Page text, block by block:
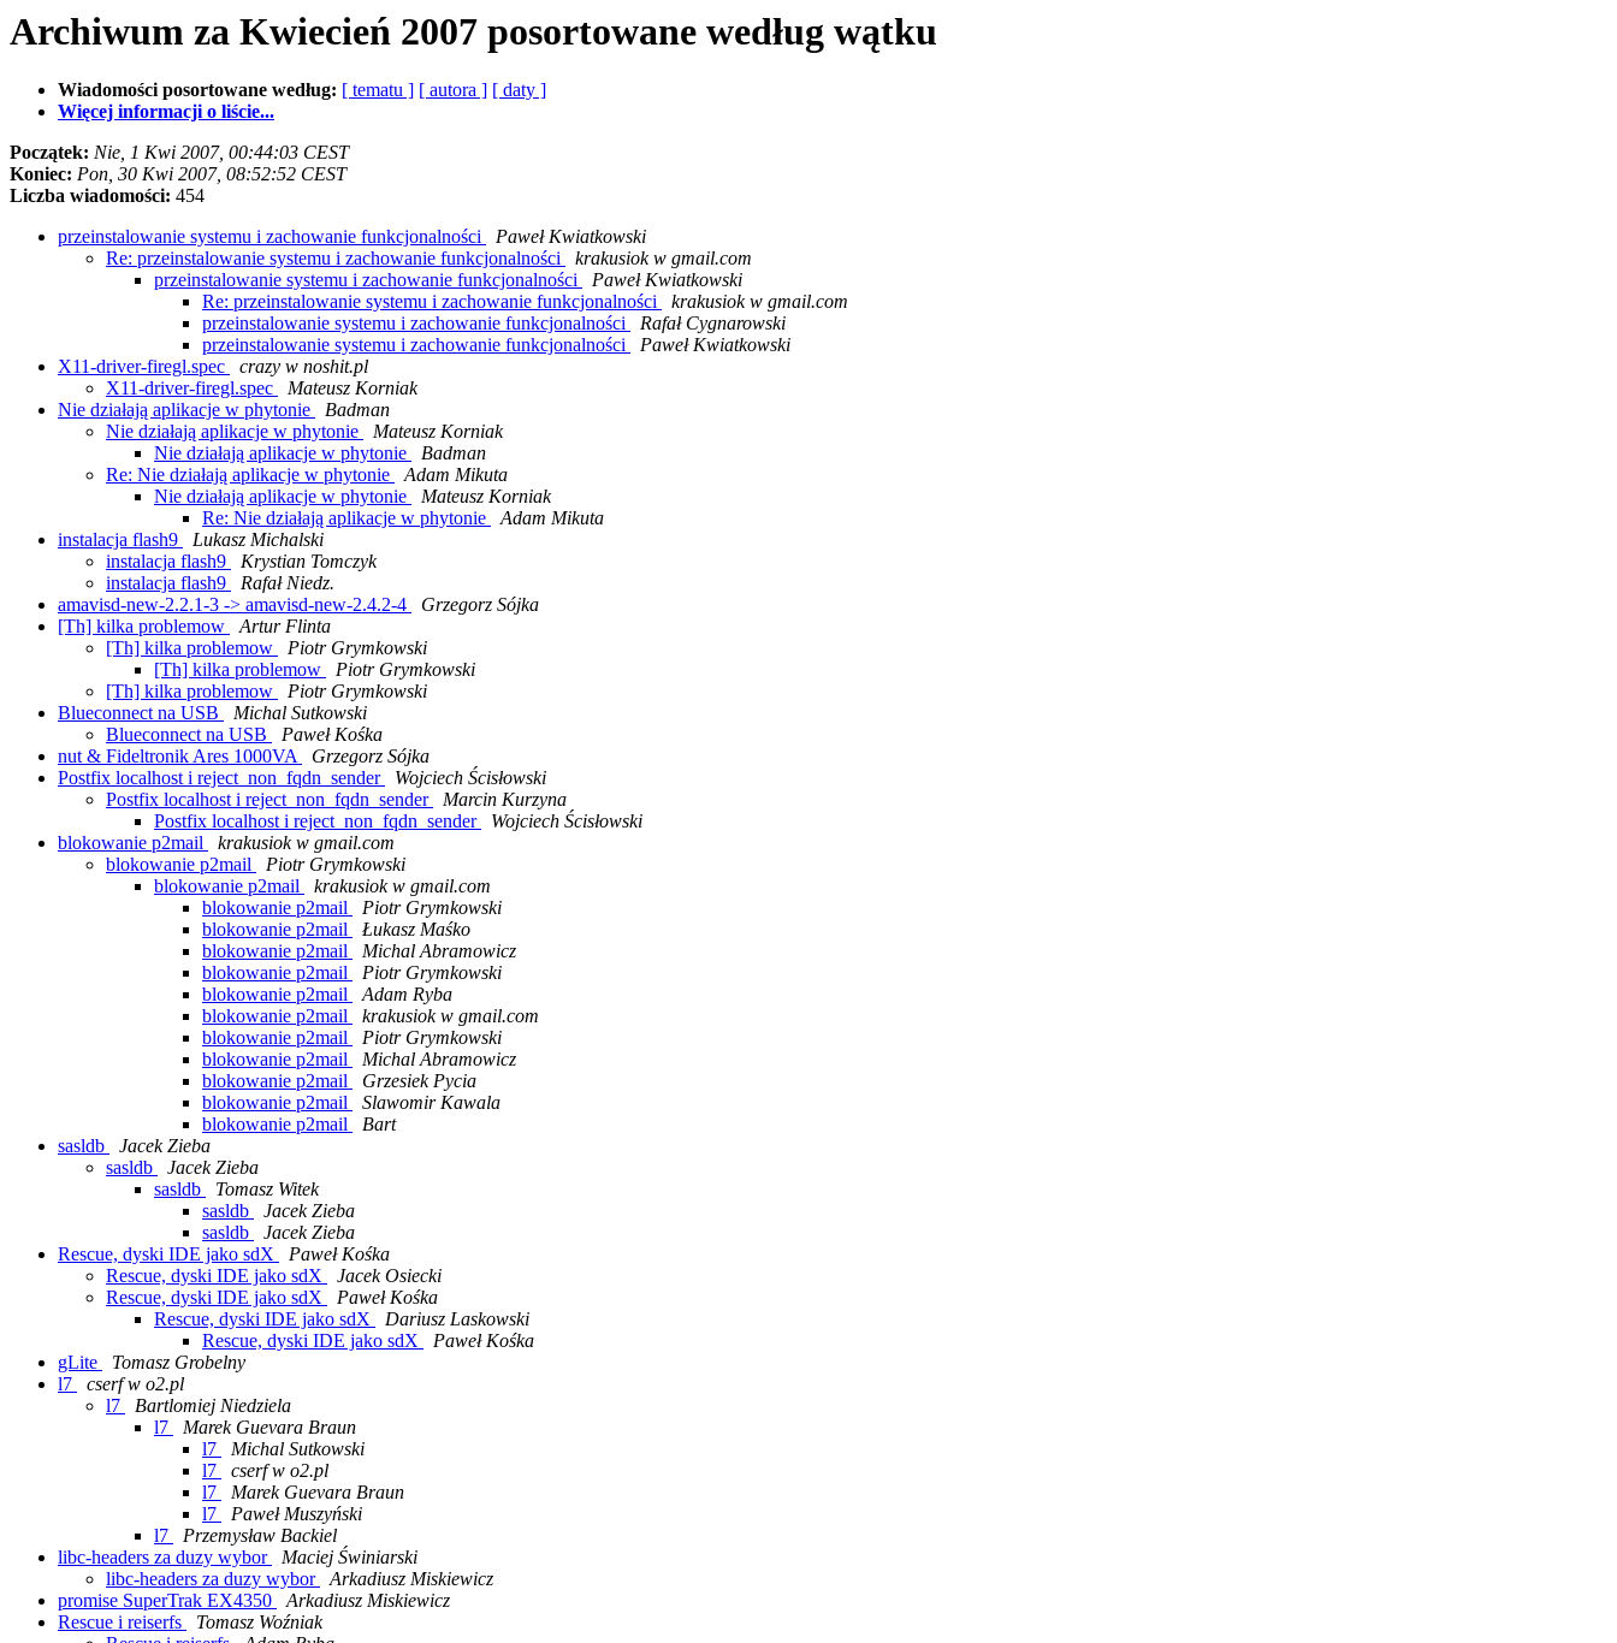
Archiwum za Kwiecień 2007 posortowane według wątku
Wiadomości posortowane według: [ tematu ] [ autora ] [ daty ]
Więcej informacji o liście...
Początek: Nie, 1 Kwi 2007, 00:44:03 CEST
Koniec: Pon, 30 Kwi 2007, 08:52:52 CEST
Liczba wiadomości: 454
przeinstalowanie systemu i zachowanie funkcjonalności
Paweł Kwiatkowski
Re: przeinstalowanie systemu i zachowanie funkcjonalności
krakusiok w gmail.com
przeinstalowanie systemu i zachowanie funkcjonalności
Paweł Kwiatkowski
Re: przeinstalowanie systemu i zachowanie funkcjonalności
krakusiok w gmail.com
przeinstalowanie systemu i zachowanie funkcjonalności
Rafał Cygnarowski
przeinstalowanie systemu i zachowanie funkcjonalności
Paweł Kwiatkowski
X11-driver-firegl.spec
crazy w noshit.pl
X11-driver-firegl.spec
Mateusz Korniak
Nie działają aplikacje w phytonie
Badman
Nie działają aplikacje w phytonie
Mateusz Korniak
Nie działają aplikacje w phytonie
Badman
Re: Nie działają aplikacje w phytonie
Adam Mikuta
Nie działają aplikacje w phytonie
Mateusz Korniak
Re: Nie działają aplikacje w phytonie
Adam Mikuta
instalacja flash9
Lukasz Michalski
instalacja flash9
Krystian Tomczyk
instalacja flash9
Rafał Niedz.
amavisd-new-2.2.1-3 -> amavisd-new-2.4.2-4
Grzegorz Sójka
[Th] kilka problemow
Artur Flinta
[Th] kilka problemow
Piotr Grymkowski
[Th] kilka problemow
Piotr Grymkowski
[Th] kilka problemow
Piotr Grymkowski
Blueconnect na USB
Michal Sutkowski
Blueconnect na USB
Paweł Kośka
nut & Fideltronik Ares 1000VA
Grzegorz Sójka
Postfix localhost i reject_non_fqdn_sender
Wojciech Ścisłowski
Postfix localhost i reject_non_fqdn_sender
Marcin Kurzyna
Postfix localhost i reject_non_fqdn_sender
Wojciech Ścisłowski
blokowanie p2mail
krakusiok w gmail.com
blokowanie p2mail
Piotr Grymkowski
blokowanie p2mail
krakusiok w gmail.com
blokowanie p2mail
Piotr Grymkowski
blokowanie p2mail
Łukasz Maśko
blokowanie p2mail
Michal Abramowicz
blokowanie p2mail
Piotr Grymkowski
blokowanie p2mail
Adam Ryba
blokowanie p2mail
krakusiok w gmail.com
blokowanie p2mail
Piotr Grymkowski
blokowanie p2mail
Michal Abramowicz
blokowanie p2mail
Grzesiek Pycia
blokowanie p2mail
Slawomir Kawala
blokowanie p2mail
Bart
sasldb
Jacek Zieba
sasldb
Jacek Zieba
sasldb
Tomasz Witek
sasldb
Jacek Zieba
sasldb
Jacek Zieba
Rescue, dyski IDE jako sdX
Paweł Kośka
Rescue, dyski IDE jako sdX
Jacek Osiecki
Rescue, dyski IDE jako sdX
Paweł Kośka
Rescue, dyski IDE jako sdX
Dariusz Laskowski
Rescue, dyski IDE jako sdX
Paweł Kośka
gLite
Tomasz Grobelny
l7
cserf w o2.pl
l7
Bartlomiej Niedziela
l7
Marek Guevara Braun
l7
Michal Sutkowski
l7
cserf w o2.pl
l7
Marek Guevara Braun
l7
Paweł Muszyński
l7
Przemysław Backiel
libc-headers za duzy wybor
Maciej Świniarski
libc-headers za duzy wybor
Arkadiusz Miskiewicz
promise SuperTrak EX4350
Arkadiusz Miskiewicz
Rescue i reiserfs
Tomasz Woźniak